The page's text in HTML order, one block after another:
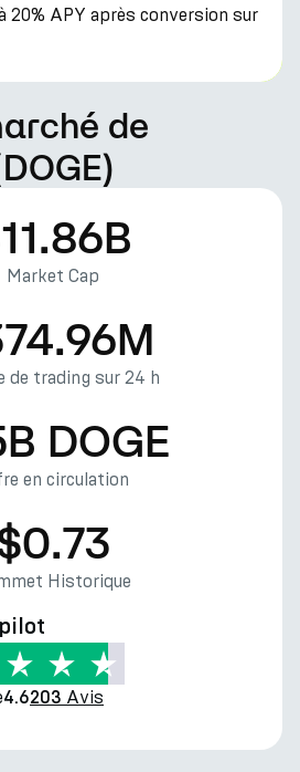
20% APY après conversion sur
de
Market Cap
de trading sur 24 h
DOGE
en circulation
Historique
4.6203 Avis